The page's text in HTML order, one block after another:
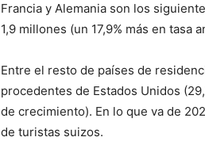
Francia y Alemania son los
1,9 millones (un 17,9% más en tasa
Entre el resto de países de
procedentes de Estados Unidos
de crecimiento). En lo que va de
de turistas suizos.